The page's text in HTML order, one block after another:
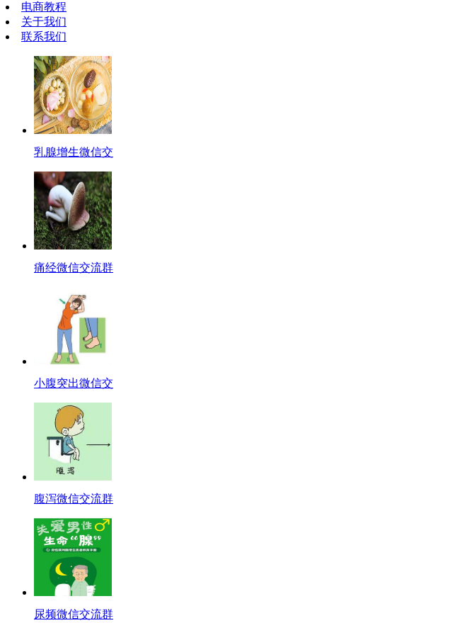
电商教程
关于我们
联系我们
乳腺增生微信交
痛经微信交流群
小腹突出微信交
腹泻微信交流群
尿频微信交流群